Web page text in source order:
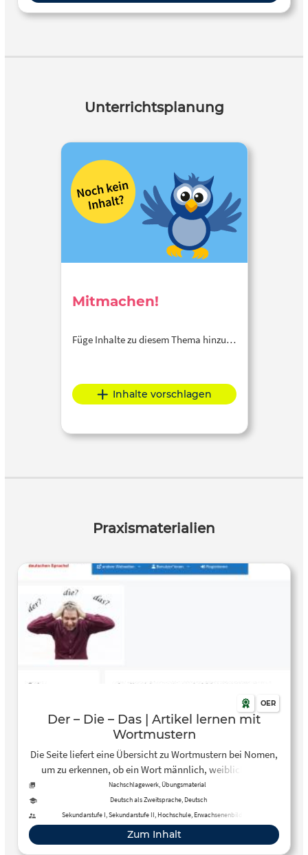
Unterrichtsplanung
Mitmachen!
Füge Inhalte zu diesem Thema hinzu…
Inhalte vorschlagen
Praxismaterialien
OER
Der – Die – Das | Artikel lernen mit
Wortmustern
Die Seite liefert eine Übersicht zu Wortmustern bei Nomen,
um zu erkennen, ob ein Wort männlich, weiblich oder
sächlich ist und bietet dazu interaktive Übungen an.
Nachschlagewerk, Übungsmaterial
Deutsch als Zweitsprache, Deutsch
Sekundarstufe I, Sekundarstufe II, Hochschule, Erwachsenenbildung
Zum Inhalt